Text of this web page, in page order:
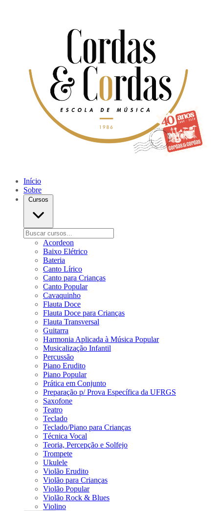
Início
Sobre
Cursos
Acordeon
Baixo Elétrico
Bateria
Canto Lírico
Canto para Crianças
Canto Popular
Cavaquinho
Flauta Doce
Flauta Doce para Crianças
Flauta Transversal
Guitarra
Harmonia Aplicada à Música Popular
Musicalização Infantil
Percussão
Piano Erudito
Piano Popular
Prática em Conjunto
Preparação p/ Prova Específica da UFRGS
Saxofone
Teatro
Teclado
Teclado/Piano para Crianças
Técnica Vocal
Teoria, Percepção e Solfejo
Trompete
Ukulele
Violão Erudito
Violão para Crianças
Violão Popular
Violão Rock & Blues
Violino